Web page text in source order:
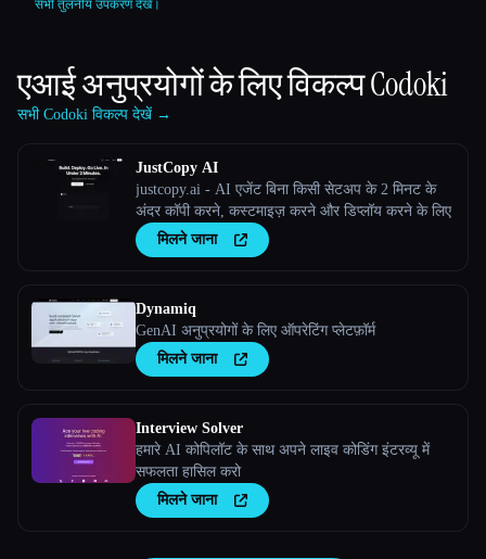
सभी तुलनीय उपकरण देखें।
एआई अनुप्रयोगों के लिए विकल्पCodoki
सभी Codoki विकल्प देखें →
JustCopy AI
justcopy.ai - AI एजेंट बिना किसी सेटअप के 2 मिनट के
अंदर कॉपी करने, कस्टमाइज़ करने और डिप्लॉय करने के लिए
मिलने जाना
Dynamiq
GenAI अनुप्रयोगों के लिए ऑपरेटिंग प्लेटफ़ॉर्म
मिलने जाना
Interview Solver
हमारे AI कोपिलॉट के साथ अपने लाइव कोडिंग इंटरव्यू में
सफलता हासिल करो
मिलने जाना